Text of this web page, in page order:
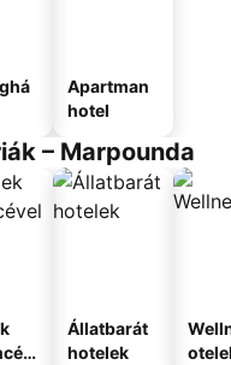
Apartman
hotel
– Marpounda
Állatbarát
hotelek